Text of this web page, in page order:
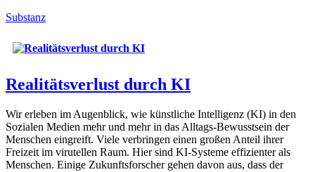
Substanz
Realitätsverlust durch KI
Wir erleben im Augenblick, wie künstliche Intelligenz (KI) in den
Sozialen Medien mehr und mehr in das Alltags-Bewusstsein der
Menschen eingreift. Viele verbringen einen großen Anteil ihrer
Freizeit im virutellen Raum. Hier sind KI-Systeme effizienter als
Menschen. Einige Zukunftsforscher gehen davon aus, dass der